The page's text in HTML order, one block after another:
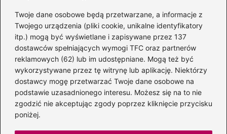
Twoje dane osobowe będą przetwarzane, a informacje z
Twojego urządzenia (pliki cookie, unikalne identyfikatory
itp.) mogą być wyświetlane i zapisywane przez 137
dostawców spełniających wymogi TFC oraz partnerów
reklamowych (62) lub im udostępniane. Mogą też być
wykorzystywane przez tę witrynę lub aplikację. Niektórzy
dostawcy mogę przetwarzać Twoje dane osobowe na
podstawie uzasadnionego interesu. Możesz się na to nie
zgodzić nie akceptując zgody poprzez kliknięcie przycisku
poniżej.
Odkryj inne książki autora
„Jaś i Małgosia”, które
musisz przeczytać
Odkrywając magiczny
świat: jakie książki napisał